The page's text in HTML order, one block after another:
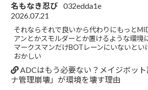
名もなき忍び 032edda1e
2026.07.21
それならそれで良いから代わりにもっと
アンとかスモルダーとか置けるような環境
マークスマンだけBOTレーンにいないとい
おかしい
ADCはもう必要ない？メイジボッ
ナ管理崩壊」が環境を壊す理由